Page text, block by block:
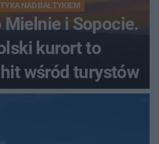
NAD BAŁTYKIEM
i Sopocie.
kurort to
wśród turystów